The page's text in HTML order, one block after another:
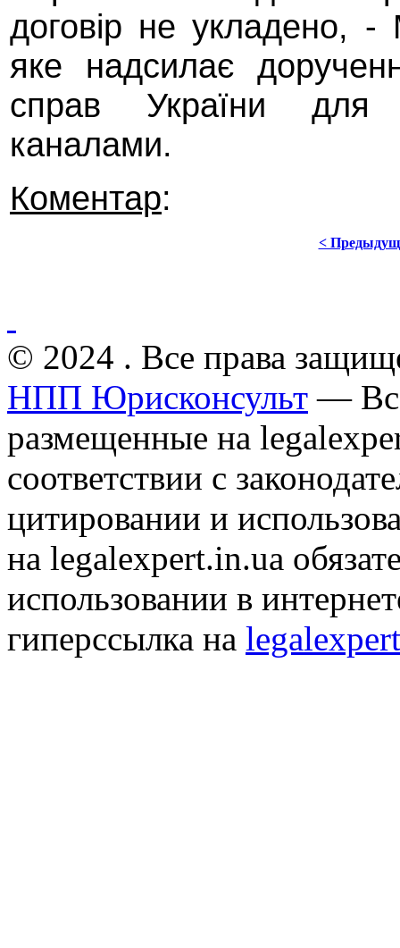
договір не укладено, -
яке надсилає
справ України для
каналами.
Коментар:
<
© 2024 . Все права
НПП Юрисконсульт —
размещенные на
соответствии с
цитировании и
на legalexpert.in.ua
использовании в
гиперссылка на